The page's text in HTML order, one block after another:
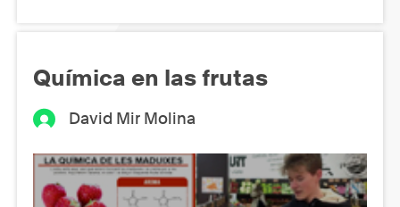
Química en las frutas
David Mir Molina